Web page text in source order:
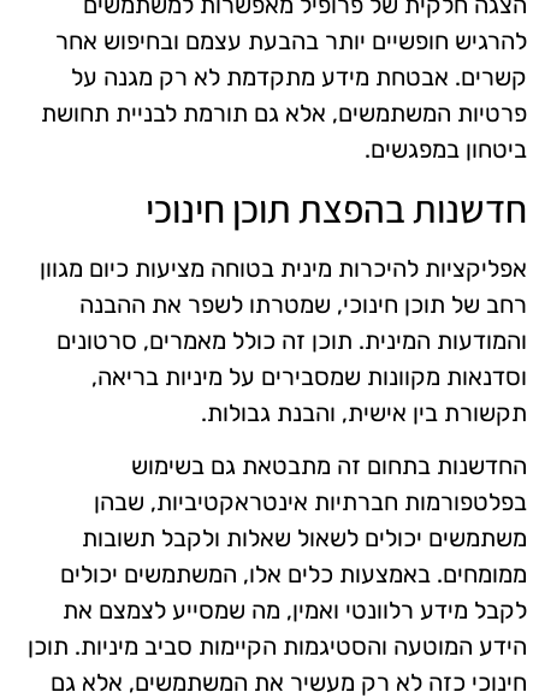
להרגיש חופשיים יותר בהבעת עצמם ובחיפוש אחר
קשרים. אבטחת מידע מתקדמת לא רק מגנה על
פרטיות המשתמשים, אלא גם תורמת לבניית תחושת
ביטחון במפגשים.
חדשנות בהפצת תוכן חינוכי
אפליקציות להיכרות מינית בטוחה מציעות כיום מגוון
רחב של תוכן חינוכי, שמטרתו לשפר את ההבנה
והמודעות המינית. תוכן זה כולל מאמרים, סרטונים
וסדנאות מקוונות שמסבירים על מיניות בריאה,
תקשורת בין אישית, והבנת גבולות.
החדשנות בתחום זה מתבטאת גם בשימוש
בפלטפורמות חברתיות אינטראקטיביות, שבהן
משתמשים יכולים לשאול שאלות ולקבל תשובות
ממומחים. באמצעות כלים אלו, המשתמשים יכולים
לקבל מידע רלוונטי ואמין, מה שמסייע לצמצם את
הידע המוטעה והסטיגמות הקיימות סביב מיניות. תוכן
חינוכי כזה לא רק מעשיר את המשתמשים, אלא גם